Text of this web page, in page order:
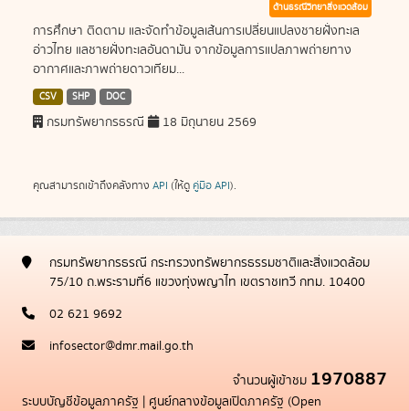
ด้านธรณีวิทยาสิ่งแวดล้อม
การศึกษา ติดตาม และจัดทำข้อมูลเส้นการเปลี่ยนแปลงชายฝั่งทะเล
อ่าวไทย แลชายฝั่งทะเลอันดามัน จากข้อมูลการแปลภาพถ่ายทาง
อากาศและภาพถ่ายดาวเทียม...
CSV SHP DOC
กรมทรัพยากรธรณี 18 มิถุนายน 2569
คุณสามารถเข้าถึงคลังทาง API (ให้ดู คู่มือ API).
กรมทรัพยากรธรณี กระทรวงทรัพยากรธรรมชาติและสิ่งแวดล้อม
75/10 ถ.พระรามที่6 แขวงทุ่งพญาไท เขตราชเทวี กทม. 10400
02 621 9692
infosector@dmr.mail.go.th
จำนวนผู้เข้าชม 1970887
ระบบบัญชีข้อมูลภาครัฐ | ศูนย์กลางข้อมูลเปิดภาครัฐ (Open